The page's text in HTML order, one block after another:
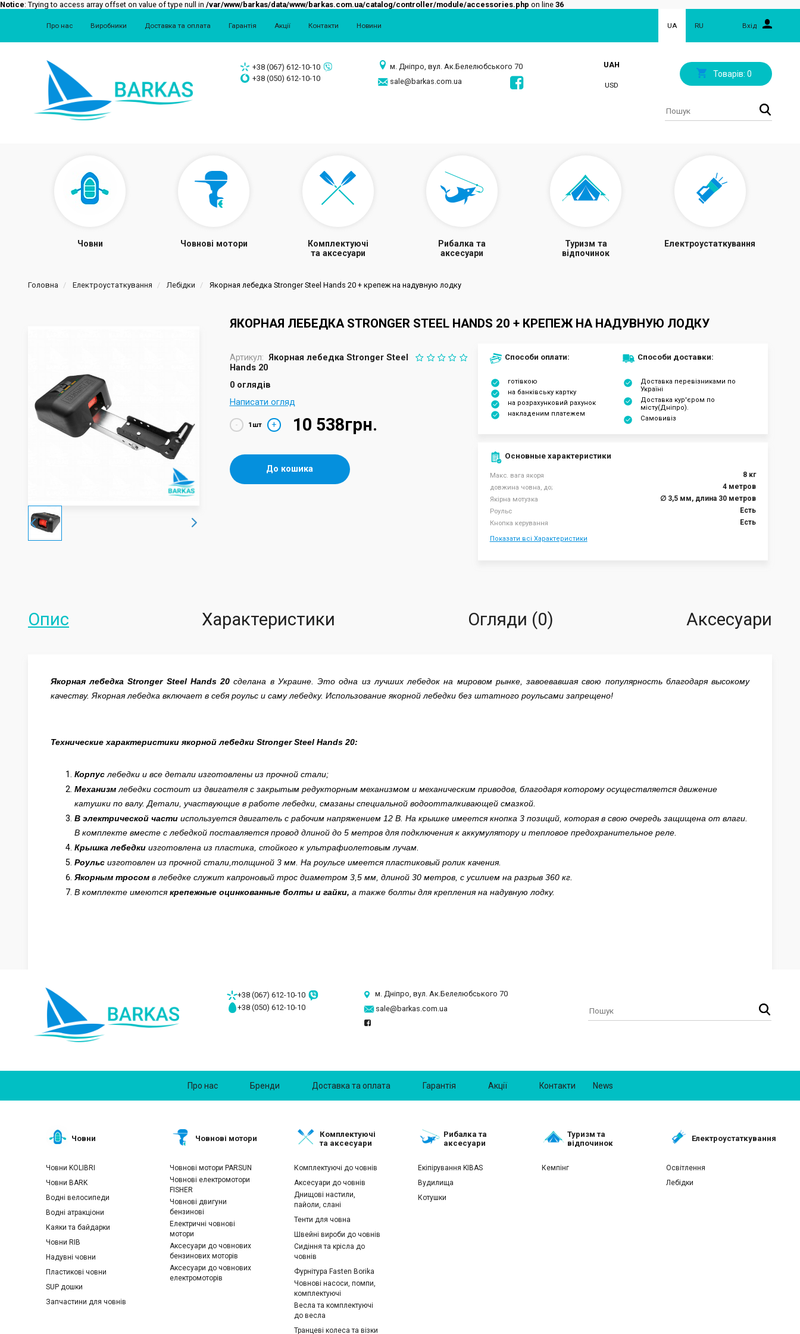
Notice: Trying to access array offset on value of type null in /var/www/barkas/data/www/barkas.com.ua/catalog/controller/module/accessories.php on line 36
Про нас Виробники Доставка та оплата Гарантія Акції Контакти Новини UA RU Вхід
+38 (067) 612-10-10
+38 (050) 612-10-10
м. Дніпро, вул. Ак.Белелюбського 70
sale@barkas.com.ua
UAH
USD
Товарів: 0
Човни Човнові мотори
Комплектуючі
та аксесуари
Рибалка та
аксесуари
Туризм та
відпочинок
Електроустаткування
Головна Електроустаткування Лебідки Якорная лебедка Stronger Steel Hands 20 + крепеж на надувную лодку
ЯКОРНАЯ ЛЕБЕДКА STRONGER STEEL HANDS 20 + КРЕПЕЖ НА НАДУВНУЮ ЛОДКУ
Артикул: Якорная лебедка Stronger Steel
Hands 20
0 оглядів
Написати огляд
- + 10 538грн.
До кошика
Способи оплати:
готівкою
на банківську картку
на розрахунковий рахунок
накладеним платежем
Способи доставки:
Доставка перевізниками по
Україні
Доставка кур'єром по
місту(Дніпро).
Самовивіз
Основные характеристики
Макс. вага якоря 8 кг
довжина човна, до; 4 метров
Якірна мотузка ∅ 3,5 мм, длина 30 метров
Роульс Есть
Кнопка керування Есть
Показати всі Характеристики
Опис Характеристики Огляди (0) Аксесуари
Якорная лебедка Stronger Steel Hands 20сделана в Украине. Это одна из лучших лебедок на мировом рынке, завоевавшая свою популярность благодаря высокому
качеству. Якорная лебедка включает в себя роульс и саму лебедку. Использование якорной лебедки без штатного роульсами запрещено!
Технические характеристики якорной лебедки Stronger Steel Hands 20:
Корпус лебедки и все детали изготовлены из прочной стали;
Механизм лебедки состоит из двигателя с закрытым редукторным механизмом и механическим приводов, благодаря которому осуществляется движение
катушки по валу. Детали, участвующие в работе лебедки, смазаны специальной водоотталкивающей смазкой.
В электрической части используется двигатель с рабочим напряжением 12 В. На крышке имеется кнопка 3 позиций, которая в свою очередь защищена от влаги.
В комплекте вместе с лебедкой поставляется провод длиной до 5 метров для подключения к аккумулятору и тепловое предохранительное реле.
Крышка лебедки изготовлена из пластика, стойкого к ультрафиолетовым лучам.
Роульс изготовлен из прочной стали,толщиной 3 мм. На роульсе имеется пластиковый ролик качения.
Якорным тросом в лебедке служит капроновый трос диаметром 3,5 мм, длиной 30 метров, с усилием на разрыв 360 кг.
В комплекте имеютсякрепежные оцинкованные болты и гайки, а также болты для крепления на надувную лодку.
+38 (067) 612-10-10
+38 (050) 612-10-10
м. Дніпро, вул. Ак.Белелюбського 70
sale@barkas.com.ua
Про нас Бренди Доставка та оплата Гарантія Акції Контакти News
Човни
Човни KOLIBRI
Човни BARK
Водні велосипеди
Водні атракціони
Каяки та байдарки
Човни RIB
Надувні човни
Пластикові човни
SUP дошки
Запчастини для човнів
Човнові мотори
Човнові мотори PARSUN
Човнові електромотори
FISHER
Човнові двигуни
бензинові
Електричні човнові
мотори
Аксесуари до човнових
бензинових моторів
Аксесуари до човнових
електромоторів
Комплектуючі
та аксесуари
Комплектуючі до човнів
Аксесуари до човнів
Днищові настили,
пайоли, слані
Тенти для човна
Швейні вироби до човнів
Сидіння та крісла до
човнів
Фурнітура Fasten Borika
Човнові насоси, помпи,
комплектуючі
Весла та комплектуючі
до весла
Транцеві колеса та візки
Рибалка та
аксесуари
Екіпірування KIBAS
Вудилища
Котушки
Туризм та
відпочинок
Кемпінг
Електроустаткування
Освітлення
Лебідки